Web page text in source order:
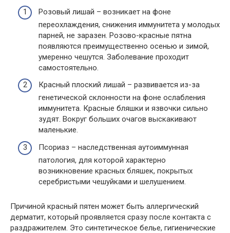
Розовый лишай – возникает на фоне
переохлаждения, снижения иммунитета у молодых
парней, не заразен. Розово-красные пятна
появляются преимущественно осенью и зимой,
умеренно чешутся. Заболевание проходит
самостоятельно.
Красный плоский лишай – развивается из-за
генетической склонности на фоне ослабления
иммунитета. Красные бляшки и язвочки сильно
зудят. Вокруг больших очагов выскакивают
маленькие.
Псориаз – наследственная аутоиммунная
патология, для которой характерно
возникновение красных бляшек, покрытых
серебристыми чешуйками и шелушением.
Причиной красный пятен может быть аллергический
дерматит, который проявляется сразу после контакта с
раздражителем. Это синтетическое белье, гигиенические